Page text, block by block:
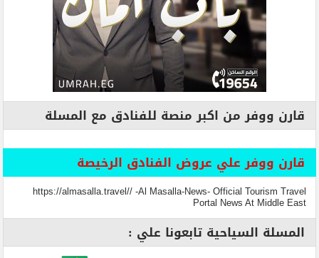
قارن ووفر من اكبر منصة للفنادق مع المسلة
قارن ووفر علي عروض الفنادق الرخيصة
https://almasalla.travel// -Al Masalla-News- Official Tourism Travel
Portal News At Middle East
المسلة السياحية تابعونا علي :